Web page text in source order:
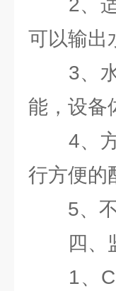
2、适
可以输出
3、水
能，设备
4、方
行方便的
5、不
四、
1、CS